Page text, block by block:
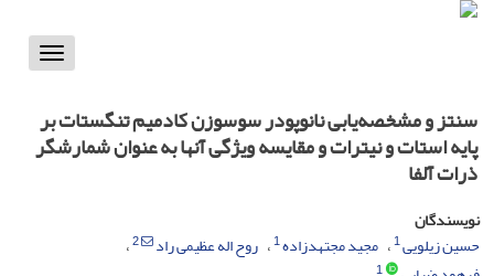
Toggle
سنتز و مشخصه‌یابی نانوپودر سوسوزن کادمیم تنگستات بر
پایه استات و نیترات و مقایسه ویژگی آنها به عنوان شمارشگر
ذرات آلفا
نویسندگان
حسین زیلویی1 مجید مجتهدزاده1 روح اله عظیمی راد 2
1